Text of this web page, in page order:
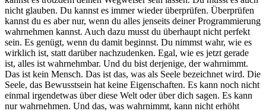
nicht glauben. Du kannst es immer wieder überprüfen. Überprüfen
kannst du es aber nur, wenn du alles jenseits deiner Programmierung
wahrnehmen kannst. Auch dazu musst du überhaupt nicht perfekt
sein. Es genügt, wenn du damit beginnst. Du nimmst wahr, wie es
wirklich ist, statt darüber nachzudenken. Egal, wie es jetzt gerade
ist, alles ist wahrnehmbar. Und du bist derjenige, der wahrnimmt.
Das ist kein Mensch. Das ist das, was als Seele bezeichnet wird. Die
Seele, das Bewusstsein hat keine Eigenschaften. Es kann noch nicht
einmal irgendetwas über diese Welt oder über dich sagen. Es kann
nur wahrnehmen. Und das, was wahrnimmt, kann nicht erhöht